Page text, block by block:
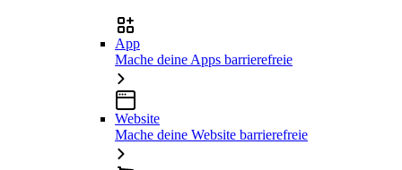
App
Mache deine Apps barrierefreie
Website
Mache deine Website barrierefreie